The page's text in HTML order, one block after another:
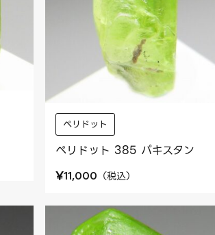
ペリドット
ペリドット 385 パキスタン
¥11,000 （税込）